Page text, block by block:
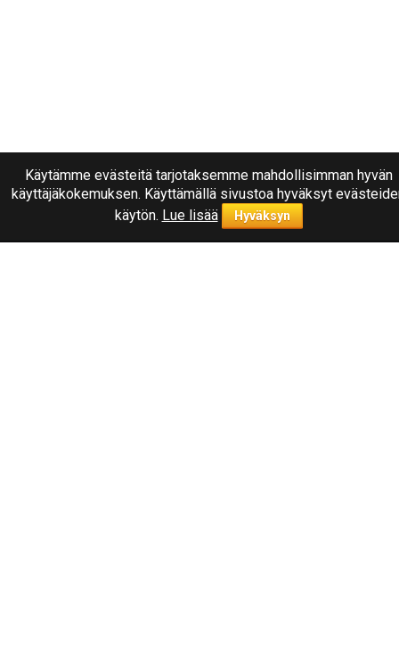
Käytämme evästeitä tarjotaksemme mahdollisimman hyvän
käyttäjäkokemuksen. Käyttämällä sivustoa hyväksyt
käytön. Lue lisää Hyväksyn